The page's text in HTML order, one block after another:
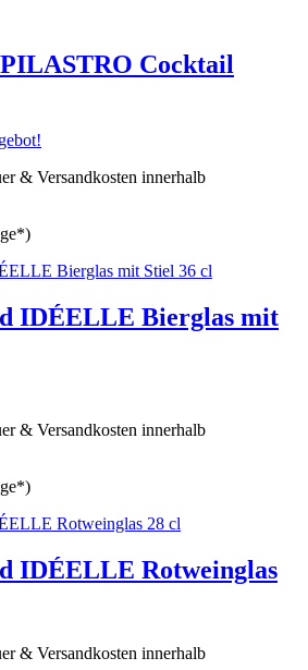
Cocktail
& Versandkosten innerhalb
IDÉELLE Bierglas mit
& Versandkosten innerhalb
IDÉELLE Rotweinglas
& Versandkosten innerhalb